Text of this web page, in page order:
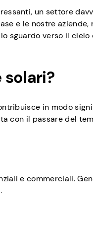
un settore
e le nostre aziende,
sguardo verso il cielo
solari?
in modo
con il passare del
e commerciali.